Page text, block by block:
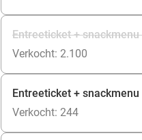
Entreeticket +
Verkocht: 2.100
Entreeticket +
Verkocht: 244